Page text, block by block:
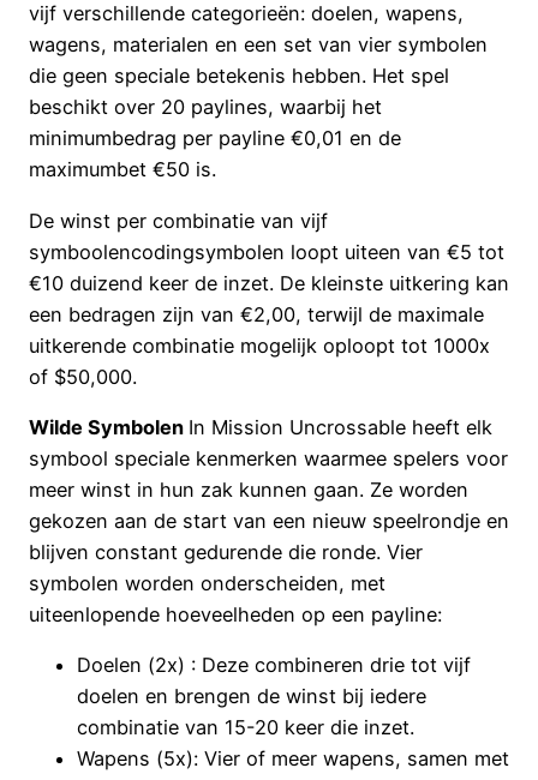
vijf verschillende categorieën: doelen, wapens,
wagens, materialen en een set van vier symbolen
die geen speciale betekenis hebben. Het spel
beschikt over 20 paylines, waarbij het
minimumbedrag per payline €0,01 en de
maximumbet €50 is.
De winst per combinatie van vijf
symboolencodingsymbolen loopt uiteen van €5 tot
€10 duizend keer de inzet. De kleinste uitkering kan
een bedragen zijn van €2,00, terwijl de maximale
uitkerende combinatie mogelijk oploopt tot 1000x
of $50,000.
Wilde Symbolen In Mission Uncrossable heeft elk
symbool speciale kenmerken waarmee spelers voor
meer winst in hun zak kunnen gaan. Ze worden
gekozen aan de start van een nieuw speelrondje en
blijven constant gedurende die ronde. Vier
symbolen worden onderscheiden, met
uiteenlopende hoeveelheden op een payline:
Doelen (2x) : Deze combineren drie tot vijf
doelen en brengen de winst bij iedere
combinatie van 15-20 keer die inzet.
Wapens (5x): Vier of meer wapens, samen met